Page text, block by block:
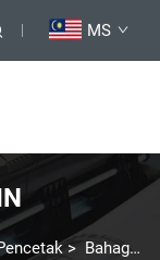
MS
> Bahagian Pencetak Lain